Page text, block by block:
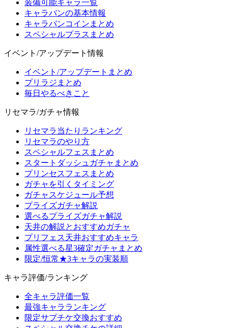
装備可能キャラ一覧
キャラバンの基本情報
キャラバンコインまとめ
スペシャルプラスまとめ
イベント/アップデート情報
イベント/アップデートまとめ
プリラジまとめ
毎日やるべきこと
リセマラ/ガチャ情報
リセマラ当たりランキング
リセマラのやり方
スペシャルフェスまとめ
スタートダッシュガチャまとめ
プリンセスフェスまとめ
ガチャを引くタイミング
ガチャスケジュール予想
プライズガチャ解説
選べるプライズガチャ解説
天井の解説とおすすめガチャ
プリフェス天井おすすめキャラ
属性選べる星3確定ガチャまとめ
限定/恒常★3キャラの実装順
キャラ評価/ランキング
全キャラ評価一覧
最強キャラランキング
限定サプチケ交換おすすめ